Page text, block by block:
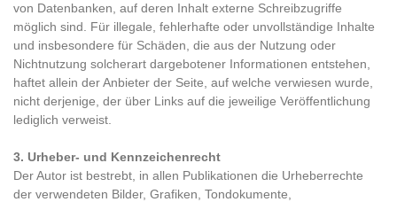
von Datenbanken, auf deren Inhalt externe Schreibzugriffe
möglich sind. Für illegale, fehlerhafte oder unvollständige Inhalte
und insbesondere für Schäden, die aus der Nutzung oder
Nichtnutzung solcherart dargebotener Informationen entstehen,
haftet allein der Anbieter der Seite, auf welche verwiesen wurde,
nicht derjenige, der über Links auf die jeweilige Veröffentlichung
lediglich verweist.
3. Urheber- und Kennzeichenrecht
Der Autor ist bestrebt, in allen Publikationen die Urheberrechte
der verwendeten Bilder, Grafiken, Tondokumente,